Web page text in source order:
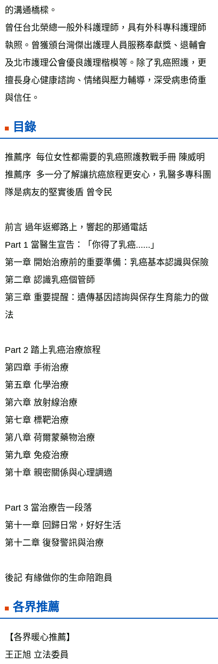
的溝通橋樑。
曾任台北榮總一般外科護理師，具有外科專科護理師
執照。曾獲頒台灣傑出護理人員服務奉獻獎、退輔會
及北市護理公會優良護理楷模等。除了乳癌照護，更
擅長身心健康諮詢、情緒與壓力輔導，深受病患倚重
與信任。
目錄
推薦序  每位女性都需要的乳癌照護教戰手冊 陳威明
推薦序  多一分了解讓抗癌旅程更安心，乳醫多專科團
隊是病友的堅實後盾 曾令民
前言 過年返鄉路上，響起的那通電話
Part 1 當醫生宣告：「你得了乳癌......」
第一章 開始治療前的重要準備：乳癌基本認識與保險
第二章 認識乳癌個管師
第三章 重要提醒：遺傳基因諮詢與保存生育能力的做
法
Part 2 踏上乳癌治療旅程
第四章 手術治療
第五章 化學治療
第六章 放射線治療
第七章 標靶治療
第八章 荷爾蒙藥物治療
第九章 免疫治療
第十章 親密關係與心理調適
Part 3 當治療告一段落
第十一章 回歸日常，好好生活
第十二章 復發警訊與治療
後記 有緣做你的生命陪跑員
各界推薦
【各界暖心推薦】
王正旭 立法委員